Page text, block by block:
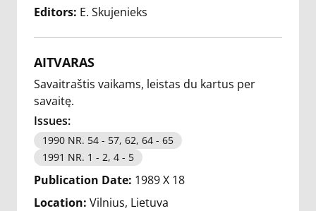
Editors: E. Skujenieks
AITVARAS
Savaitraštis vaikams, leistas du kartus per
savaitę.
Issues:
1990 NR. 54 - 57, 62, 64 - 65
1991 NR. 1 - 2, 4 - 5
Publication Date: 1989 X 18
Location: Vilnius, Lietuva